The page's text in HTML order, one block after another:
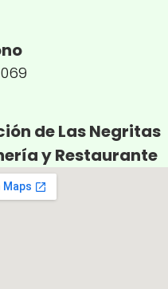
de Las Negritas
y Restaurante